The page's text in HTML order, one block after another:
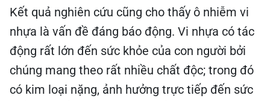
Kết quả nghiên cứu cũng cho thấy ô nhiễm vi
nhựa là vấn đề đáng báo động. Vi nhựa có tác
động rất lớn đến sức khỏe của con người bởi
chúng mang theo rất nhiều chất độc; trong đó
có kim loại nặng, ảnh hưởng trực tiếp đến sức